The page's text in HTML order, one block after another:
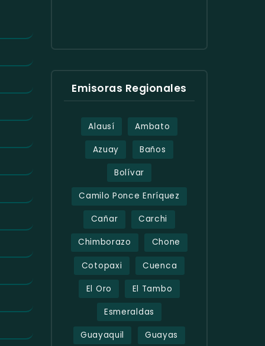
Emisoras Regionales
Alausí Ambato
Azuay Baños
Bolívar
Camilo Ponce Enríquez
Cañar Carchi
Chimborazo Chone
Cotopaxi Cuenca
El Oro El Tambo
Esmeraldas
Guayaquil Guayas